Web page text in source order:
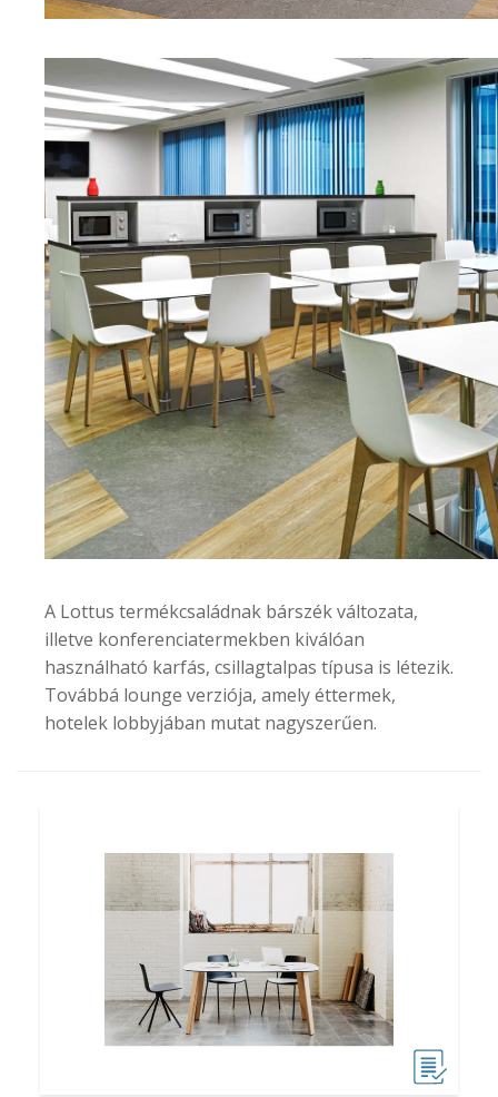
A Lottus termékcsaládnak bárszék változata,
illetve konferenciatermekben kiválóan
használható karfás, csillagtalpas típusa is létezik.
Továbbá lounge verziója, amely éttermek,
hotelek lobbyjában mutat nagyszerűen.